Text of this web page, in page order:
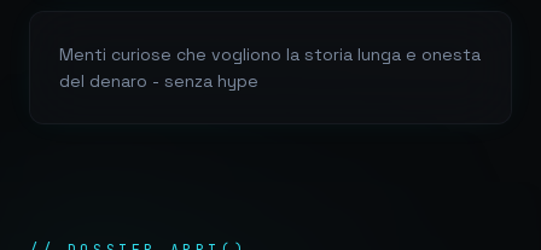
Menti curiose che vogliono la storia lunga e onesta
del denaro - senza hype